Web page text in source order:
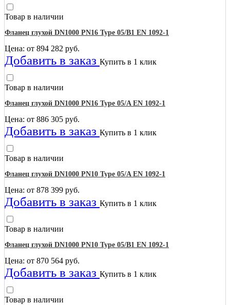
Товар в наличии
Фланец глухой DN1000 PN16 Type 05/B1 EN 1092-1
Цена: от 894 282 руб.
Добавить в заказ Купить в 1 клик
Товар в наличии
Фланец глухой DN1000 PN16 Type 05/A EN 1092-1
Цена: от 886 305 руб.
Добавить в заказ Купить в 1 клик
Товар в наличии
Фланец глухой DN1000 PN10 Type 05/A EN 1092-1
Цена: от 878 399 руб.
Добавить в заказ Купить в 1 клик
Товар в наличии
Фланец глухой DN1000 PN10 Type 05/B1 EN 1092-1
Цена: от 870 564 руб.
Добавить в заказ Купить в 1 клик
Товар в наличии